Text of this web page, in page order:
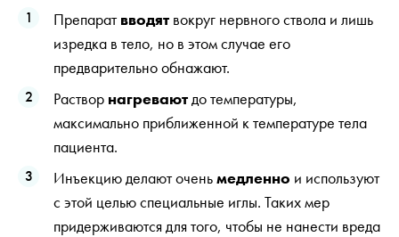
Препаратвводят вокруг нервного ствола и лишь
изредка в тело, но в этом случае его
предварительно обнажают.
Раствор нагреваютдо температуры,
максимально приближенной к температуре тела
пациента.
Инъекцию делают оченьмедленно и используют
с этой целью специальные иглы. Таких мер
придерживаются для того, чтобы не нанести вреда